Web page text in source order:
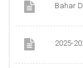
Bahar
2025-